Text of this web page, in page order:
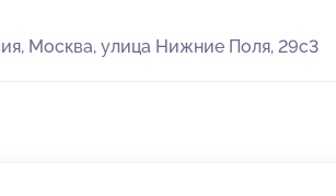
Москва, улица Нижние Поля, 29с3